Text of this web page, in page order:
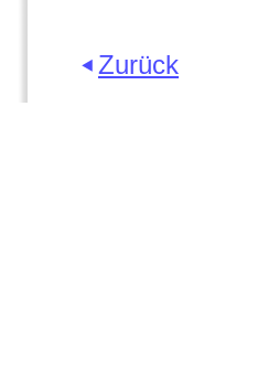
Zurück